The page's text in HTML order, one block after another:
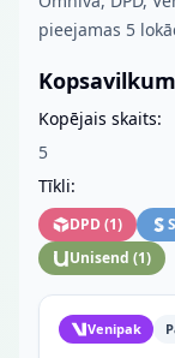
pieejamas 5
Kopējais skaits:
5
Tīkli:
DPD(1)
Unisend (1)
Venipak